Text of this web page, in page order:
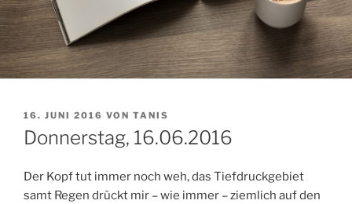
VERÖFFENTLICHT
AM
16. JUNI 2016 VON TANIS
Donnerstag, 16.06.2016
Der Kopf tut immer noch weh, das Tiefdruckgebiet
samt Regen drückt mir – wie immer – ziemlich auf den